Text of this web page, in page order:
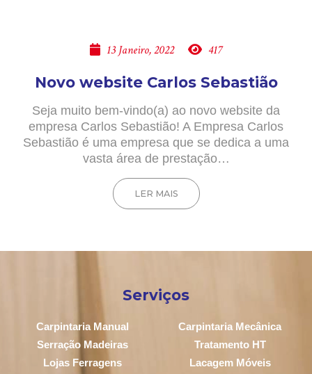
13 Janeiro, 2022 417
Novo website Carlos Sebastião
Seja muito bem-vindo(a) ao novo website da
empresa Carlos Sebastião! A Empresa Carlos
Sebastião é uma empresa que se dedica a uma
vasta área de prestação…
LER MAIS
Serviços
Carpintaria Manual
Carpintaria Mecânica
Serração Madeiras
Tratamento HT
Lojas Ferragens
Lacagem Móveis